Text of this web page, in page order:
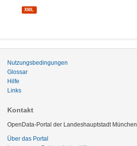
XML
Nutzungsbedingungen
Glossar
Hilfe
Links
Kontakt
OpenData-Portal der Landeshauptstadt München
Über das Portal